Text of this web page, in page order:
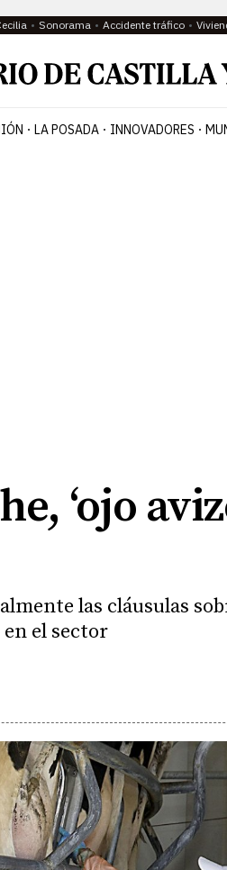
Sonorama Accidente tráfico
LA POSADA INNOVADORES
‘ojo
las cláusulas
el sector